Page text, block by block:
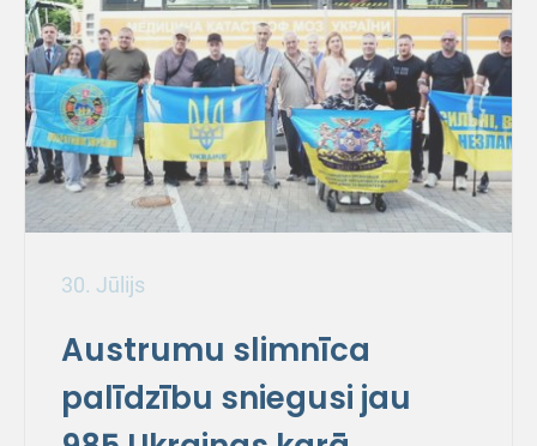
30. Jūlijs
Austrumu slimnīca
palīdzību sniegusi jau